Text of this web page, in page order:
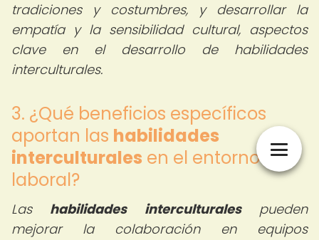
tradiciones y costumbres, y desarrollar la
empatía y la sensibilidad cultural, aspectos
clave en el desarrollo de habilidades
interculturales.
3. ¿Qué beneficios específicos
aportan las habilidades
interculturales en el entorno
laboral?
Las habilidades interculturalespueden
mejorar la colaboración en equipos